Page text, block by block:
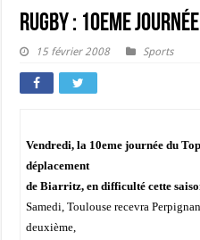
Rugby : 10eme
15 février 2008 Sports
Vendredi, la 10eme journée du
déplacement
de Biarritz, en difficulté cette
Samedi, Toulouse recevra
deuxième,